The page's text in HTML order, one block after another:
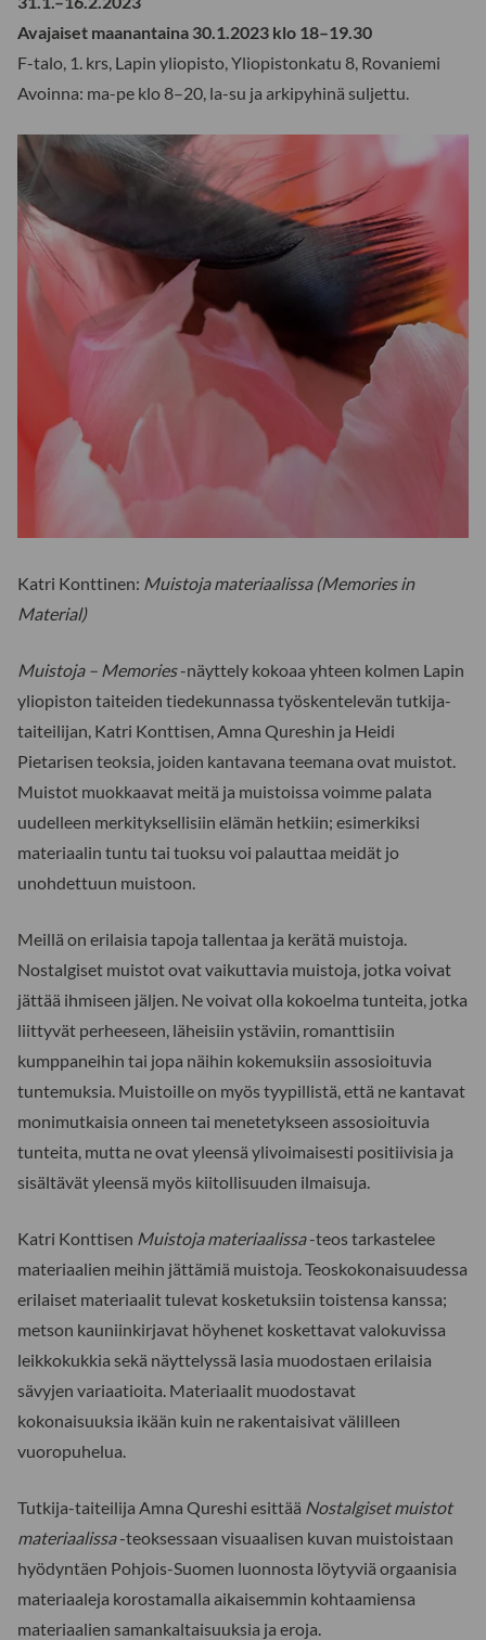
Avajaiset maanantaina 30.1.2023 klo 18–19.30
F-talo, 1. krs, Lapin yliopisto, Yliopistonkatu 8, Rovaniemi
Avoinna: ma-pe klo 8–20, la-su ja arkipyhinä suljettu.
Katri Konttinen: Muistoja materiaalissa (Memories in
Material)
Muistoja – Memories-näyttely kokoaa yhteen kolmen Lapin
yliopiston taiteiden tiedekunnassa työskentelevän tutkija-
taiteilijan, Katri Konttisen, Amna Qureshin ja Heidi
Pietarisen teoksia, joiden kantavana teemana ovat muistot.
Muistot muokkaavat meitä ja muistoissa voimme palata
uudelleen merkityksellisiin elämän hetkiin; esimerkiksi
materiaalin tuntu tai tuoksu voi palauttaa meidät jo
unohdettuun muistoon.
Meillä on erilaisia tapoja tallentaa ja kerätä muistoja.
Nostalgiset muistot ovat vaikuttavia muistoja, jotka voivat
jättää ihmiseen jäljen. Ne voivat olla kokoelma tunteita, jotka
liittyvät perheeseen, läheisiin ystäviin, romanttisiin
kumppaneihin tai jopa näihin kokemuksiin assosioituvia
tuntemuksia. Muistoille on myös tyypillistä, että ne kantavat
monimutkaisia onneen tai menetetykseen assosioituvia
tunteita, mutta ne ovat yleensä ylivoimaisesti positiivisia ja
sisältävät yleensä myös kiitollisuuden ilmaisuja.
Katri Konttisen Muistoja materiaalissa-teos tarkastelee
materiaalien meihin jättämiä muistoja. Teoskokonaisuudessa
erilaiset materiaalit tulevat kosketuksiin toistensa kanssa;
metson kauniinkirjavat höyhenet koskettavat valokuvissa
leikkokukkia sekä näyttelyssä lasia muodostaen erilaisia
sävyjen variaatioita. Materiaalit muodostavat
kokonaisuuksia ikään kuin ne rakentaisivat välilleen
vuoropuhelua.
Tutkija-taiteilija Amna Qureshi esittää Nostalgiset muistot
materiaalissa-teoksessaan visuaalisen kuvan muistoistaan
hyödyntäen Pohjois-Suomen luonnosta löytyviä orgaanisia
materiaaleja korostamalla aikaisemmin kohtaamiensa
materiaalien samankaltaisuuksia ja eroja.